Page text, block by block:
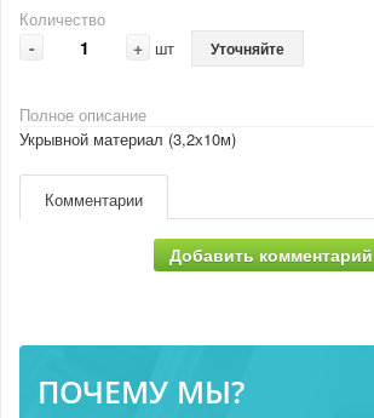
Количество
- + шт Уточняйте
Полное описание
Укрывной материал (3,2х10м)
Комментарии
Добавить комментарий
ПОЧЕМУ МЫ?